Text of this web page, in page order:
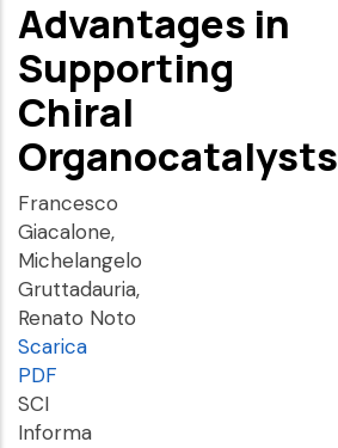
Advantages in
Supporting
Chiral
Organocatalysts
Francesco
Giacalone,
Michelangelo
Gruttadauria,
Renato Noto
Scarica
PDF
SCI
Informa